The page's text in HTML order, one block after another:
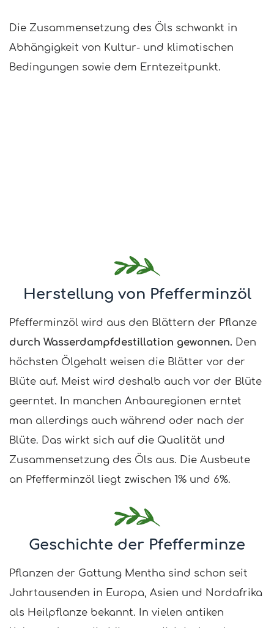
Die Zusammensetzung des Öls schwankt in
Abhängigkeit von Kultur- und klimatischen
Bedingungen sowie dem Erntezeitpunkt.
Herstellung von Pfefferminzöl
Pfefferminzöl wird aus den Blättern der Pflanze
durch Wasserdampfdestillation gewonnen. Den
höchsten Ölgehalt weisen die Blätter vor der
Blüte auf. Meist wird deshalb auch vor der Blüte
geerntet. In manchen Anbauregionen erntet
man allerdings auch während oder nach der
Blüte. Das wirkt sich auf die Qualität und
Zusammensetzung des Öls aus. Die Ausbeute
an Pfefferminzöl liegt zwischen 1% und 6%.
Geschichte der Pfefferminze
Pflanzen der Gattung Mentha sind schon seit
Jahrtausenden in Europa, Asien und Nordafrika
als Heilpflanze bekannt. In vielen antiken